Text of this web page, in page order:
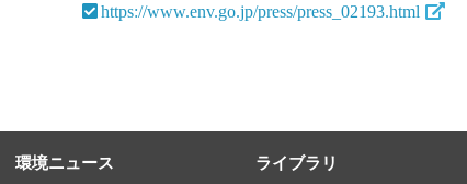
https://www.env.go.jp/press/press_02193.html
環境ニュース ライブラリ